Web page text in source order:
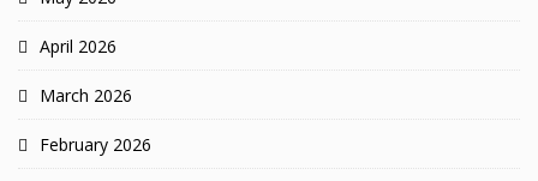
April 2026
March 2026
February 2026